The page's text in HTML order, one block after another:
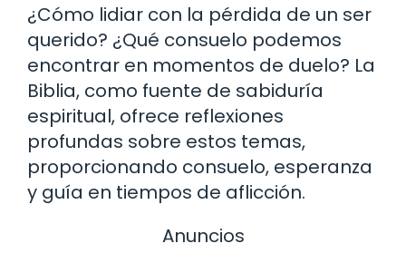
¿Cómo lidiar con la pérdida de un ser
querido? ¿Qué consuelo podemos
encontrar en momentos de duelo? La
Biblia, como fuente de sabiduría
espiritual, ofrece reflexiones
profundas sobre estos temas,
proporcionando consuelo, esperanza
y guía en tiempos de aflicción.
Anuncios